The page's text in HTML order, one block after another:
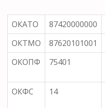
ОКАТО 87420000000
ОКТМО
87620101001
ОКОПФ
75401
ОКФС
14